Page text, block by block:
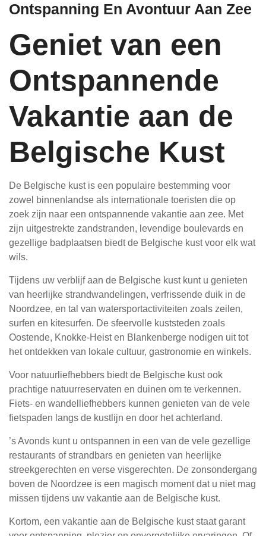
Ontspanning En Avontuur Aan Zee
Geniet van een
Ontspannende
Vakantie aan de
Belgische Kust
De Belgische kust is een populaire bestemming voor
zowel binnenlandse als internationale toeristen die op
zoek zijn naar een ontspannende vakantie aan zee. Met
zijn uitgestrekte zandstranden, levendige boulevards en
gezellige badplaatsen biedt de Belgische kust voor elk wat
wils.
Tijdens uw verblijf aan de Belgische kust kunt u genieten
van heerlijke strandwandelingen, verfrissende duik in de
Noordzee, en tal van watersportactiviteiten zoals zeilen,
surfen en kitesurfen. De sfeervolle kuststeden zoals
Oostende, Knokke-Heist en Blankenberge nodigen uit tot
het ontdekken van lokale cultuur, gastronomie en winkels.
Voor natuurliefhebbers biedt de Belgische kust ook
prachtige natuurreservaten en duinen om te verkennen.
Fiets- en wandelliefhebbers kunnen genieten van de vele
fietspaden langs de kustlijn en door het achterland.
’s Avonds kunt u ontspannen in een van de vele gezellige
restaurants of strandbars en genieten van heerlijke
streekgerechten en verse visgerechten. De zonsondergang
boven de Noordzee is een magisch moment dat u niet mag
missen tijdens uw vakantie aan de Belgische kust.
Kortom, een vakantie aan de Belgische kust staat garant